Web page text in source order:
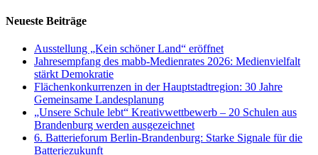
Neueste Beiträge
Ausstellung „Kein schöner Land“ eröffnet
Jahresempfang des mabb-Medienrates 2026: Medienvielfalt
stärkt Demokratie
Flächenkonkurrenzen in der Hauptstadtregion: 30 Jahre
Gemeinsame Landesplanung
„Unsere Schule lebt“ Kreativwettbewerb – 20 Schulen aus
Brandenburg werden ausgezeichnet
6. Batterieforum Berlin-Brandenburg: Starke Signale für die
Batteriezukunft